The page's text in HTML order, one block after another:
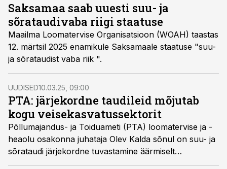
Saksamaa saab uuesti suu- ja
sõrataudivaba riigi staatuse
Maailma Loomatervise Organisatsioon (WOAH) taastas
12. märtsil 2025 enamikule Saksamaale staatuse "suu-
ja sõrataudist vaba riik ".
UUDISED10.03.25, 09:00
PTA: järjekordne taudileid mõjutab
kogu veisekasvatussektorit
Põllumajandus- ja Toiduameti (PTA) loomatervise ja -
heaolu osakonna juhataja Olev Kalda sõnul on suu- ja
sõrataudi järjekordne tuvastamine äärmiselt
ebameeldiv uudis. Nimelt tuvastati see taud 1418